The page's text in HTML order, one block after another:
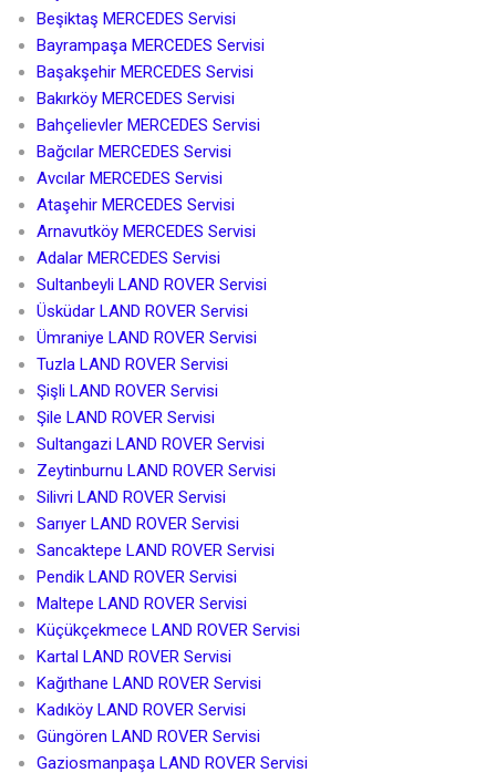
Beşiktaş MERCEDES Servisi
Bayrampaşa MERCEDES Servisi
Başakşehir MERCEDES Servisi
Bakırköy MERCEDES Servisi
Bahçelievler MERCEDES Servisi
Bağcılar MERCEDES Servisi
Avcılar MERCEDES Servisi
Ataşehir MERCEDES Servisi
Arnavutköy MERCEDES Servisi
Adalar MERCEDES Servisi
Sultanbeyli LAND ROVER Servisi
Üsküdar LAND ROVER Servisi
Ümraniye LAND ROVER Servisi
Tuzla LAND ROVER Servisi
Şişli LAND ROVER Servisi
Şile LAND ROVER Servisi
Sultangazi LAND ROVER Servisi
Zeytinburnu LAND ROVER Servisi
Silivri LAND ROVER Servisi
Sarıyer LAND ROVER Servisi
Sancaktepe LAND ROVER Servisi
Pendik LAND ROVER Servisi
Maltepe LAND ROVER Servisi
Küçükçekmece LAND ROVER Servisi
Kartal LAND ROVER Servisi
Kağıthane LAND ROVER Servisi
Kadıköy LAND ROVER Servisi
Güngören LAND ROVER Servisi
Gaziosmanpaşa LAND ROVER Servisi